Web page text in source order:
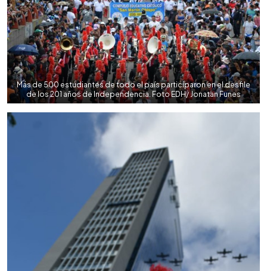
Más de 500 estudiantes de todo el país participaron en el desfile
de los 201 años de Independencia. Foto EDH/ Jonatan Funes